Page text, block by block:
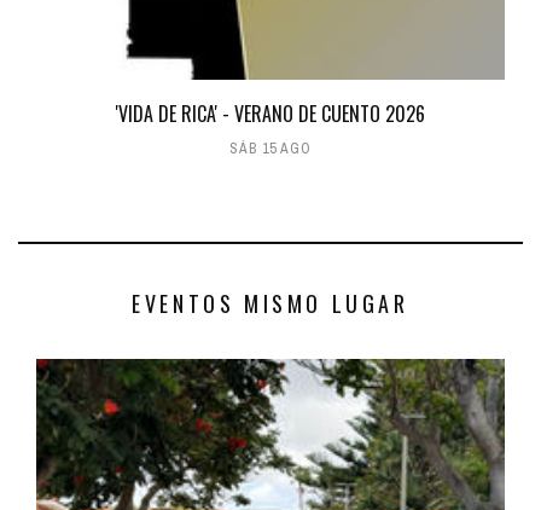
'VIDA DE RICA' - VERANO DE CUENTO 2026
SÁB 15 AGO
EVENTOS MISMO LUGAR